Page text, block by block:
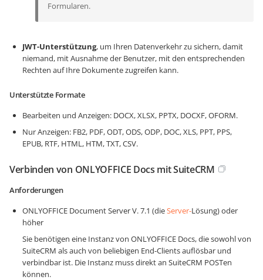
Formularen.
JWT-Unterstützung, um Ihren Datenverkehr zu sichern, damit
niemand, mit Ausnahme der Benutzer, mit den entsprechenden
Rechten auf Ihre Dokumente zugreifen kann.
Unterstützte Formate
Bearbeiten und Anzeigen: DOCX, XLSX, PPTX, DOCXF, OFORM.
Nur Anzeigen: FB2, PDF, ODT, ODS, ODP, DOC, XLS, PPT, PPS,
EPUB, RTF, HTML, HTM, TXT, CSV.
Verbinden von ONLYOFFICE Docs mit SuiteCRM
Anforderungen
ONLYOFFICE Document Server V. 7.1 (dieServer-Lösung) oder
höher
Sie benötigen eine Instanz von ONLYOFFICE Docs, die sowohl von
SuiteCRM als auch von beliebigen End-Clients auflösbar und
verbindbar ist. Die Instanz muss direkt an SuiteCRM POSTen
können.